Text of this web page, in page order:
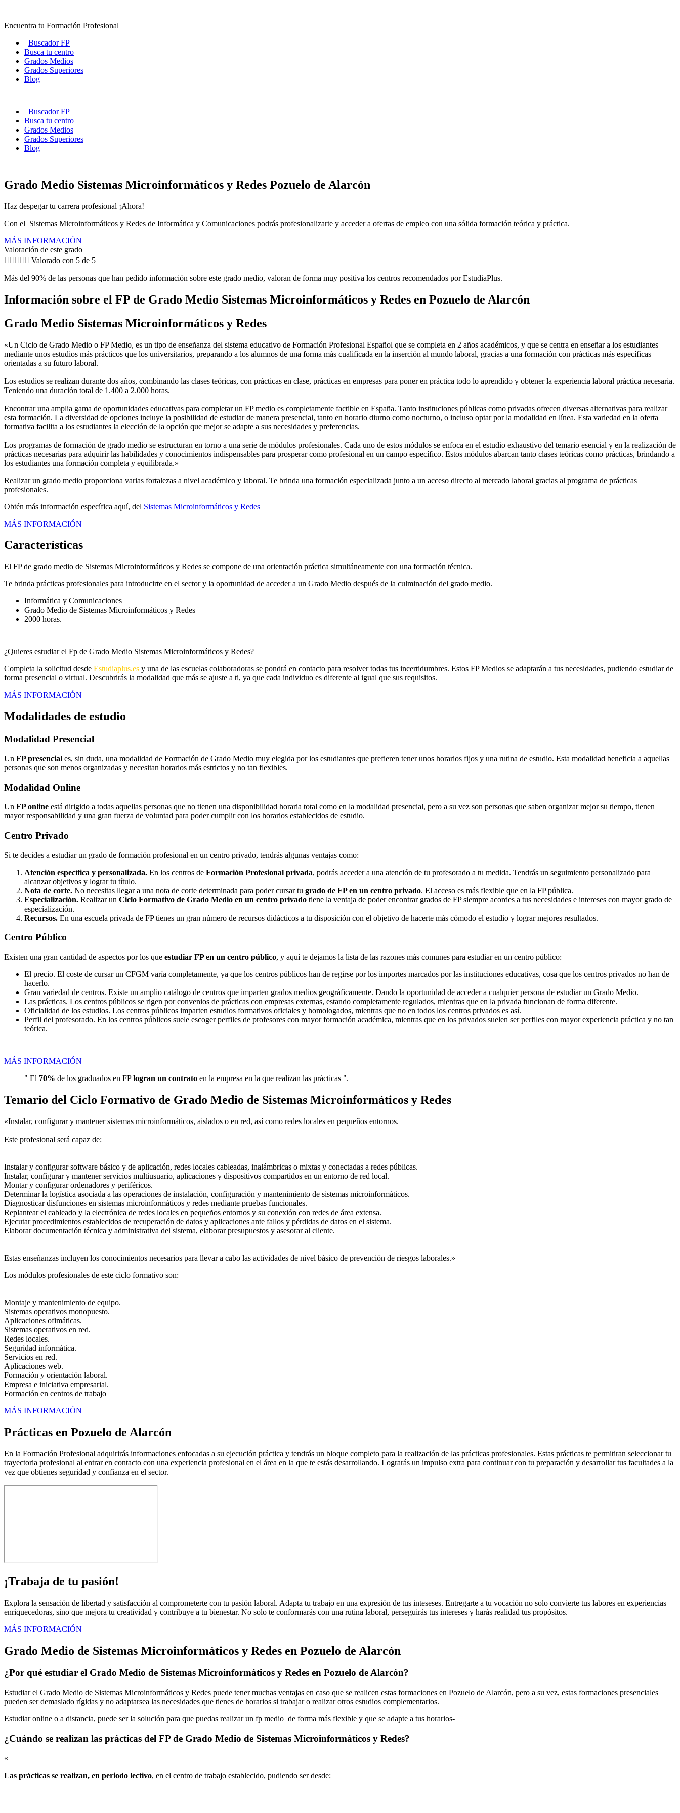
contenido
Encuentra tu Formación Profesional
Buscador FP
Busca tu centro
Grados Medios
Grados Superiores
Blog
Buscador FP
Busca tu centro
Grados Medios
Grados Superiores
Blog
Grado Medio Sistemas Microinformáticos y Redes Pozuelo de Alarcón
Haz despegar tu carrera profesional ¡Ahora!
Con el Sistemas Microinformáticos y Redes de Informática y Comunicaciones podrás profesionalizarte y acceder a ofertas de empleo con una sólida formación teórica y práctica.
MÁS INFORMACIÓN
Valoración de este grado
     Valorado con 5 de 5
Más del 90% de las personas que han pedido información sobre este grado medio, valoran de forma muy positiva los centros recomendados por EstudiaPlus.
Información sobre el FP de Grado Medio Sistemas Microinformáticos y Redes en Pozuelo de Alarcón
Grado Medio Sistemas Microinformáticos y Redes
«Un Ciclo de Grado Medio o FP Medio, es un tipo de enseñanza del sistema educativo de Formación Profesional Español que se completa en 2 años académicos, y que se centra en enseñar a los estudiantes
mediante unos estudios más prácticos que los universitarios, preparando a los alumnos de una forma más cualificada en la inserción al mundo laboral, gracias a una formación con prácticas más específicas
orientadas a su futuro laboral.
Los estudios se realizan durante dos años, combinando las clases teóricas, con prácticas en clase, prácticas en empresas para poner en práctica todo lo aprendido y obtener la experiencia laboral práctica necesaria.
Teniendo una duración total de 1.400 a 2.000 horas.
Encontrar una amplia gama de oportunidades educativas para completar un FP medio es completamente factible en España. Tanto instituciones públicas como privadas ofrecen diversas alternativas para realizar
esta formación. La diversidad de opciones incluye la posibilidad de estudiar de manera presencial, tanto en horario diurno como nocturno, o incluso optar por la modalidad en línea. Esta variedad en la oferta
formativa facilita a los estudiantes la elección de la opción que mejor se adapte a sus necesidades y preferencias.
Los programas de formación de grado medio se estructuran en torno a una serie de módulos profesionales. Cada uno de estos módulos se enfoca en el estudio exhaustivo del temario esencial y en la realización de
prácticas necesarias para adquirir las habilidades y conocimientos indispensables para prosperar como profesional en un campo específico. Estos módulos abarcan tanto clases teóricas como prácticas, brindando a
los estudiantes una formación completa y equilibrada.»
Realizar un grado medio proporciona varias fortalezas a nivel académico y laboral. Te brinda una formación especializada junto a un acceso directo al mercado laboral gracias al programa de prácticas
profesionales.
Obtén más información específica aquí, del Sistemas Microinformáticos y Redes
MÁS INFORMACIÓN
Características
El FP de grado medio de Sistemas Microinformáticos y Redes se compone de una orientación práctica simultáneamente con una formación técnica.
Te brinda prácticas profesionales para introducirte en el sector y la oportunidad de acceder a un Grado Medio después de la culminación del grado medio.
Informática y Comunicaciones
Grado Medio de Sistemas Microinformáticos y Redes
2000 horas.
¿Quieres estudiar el Fp de Grado Medio Sistemas Microinformáticos y Redes?
Completa la solicitud desde Estudiaplus.es y una de las escuelas colaboradoras se pondrá en contacto para resolver todas tus incertidumbres. Estos FP Medios se adaptarán a tus necesidades, pudiendo estudiar de
forma presencial o virtual. Descubrirás la modalidad que más se ajuste a ti, ya que cada individuo es diferente al igual que sus requisitos.
MÁS INFORMACIÓN
Modalidades de estudio
Modalidad Presencial
Un FP presencial es, sin duda, una modalidad de Formación de Grado Medio muy elegida por los estudiantes que prefieren tener unos horarios fijos y una rutina de estudio. Esta modalidad beneficia a aquellas
personas que son menos organizadas y necesitan horarios más estrictos y no tan flexibles.
Modalidad Online
Un FP online está dirigido a todas aquellas personas que no tienen una disponibilidad horaria total como en la modalidad presencial, pero a su vez son personas que saben organizar mejor su tiempo, tienen
mayor responsabilidad y una gran fuerza de voluntad para poder cumplir con los horarios establecidos de estudio.
Centro Privado
Si te decides a estudiar un grado de formación profesional en un centro privado, tendrás algunas ventajas como:
Atención específica y personalizada. En los centros de Formación Profesional privada, podrás acceder a una atención de tu profesorado a tu medida. Tendrás un seguimiento personalizado para
alcanzar objetivos y lograr tu título.
Nota de corte. No necesitas llegar a una nota de corte determinada para poder cursar tu grado de FP en un centro privado. El acceso es más flexible que en la FP pública.
Especialización. Realizar un Ciclo Formativo de Grado Medio en un centro privado tiene la ventaja de poder encontrar grados de FP siempre acordes a tus necesidades e intereses con mayor grado de
especialización.
Recursos. En una escuela privada de FP tienes un gran número de recursos didácticos a tu disposición con el objetivo de hacerte más cómodo el estudio y lograr mejores resultados.
Centro Público
Existen una gran cantidad de aspectos por los que estudiar FP en un centro público, y aquí te dejamos la lista de las razones más comunes para estudiar en un centro público:
El precio. El coste de cursar un CFGM varía completamente, ya que los centros públicos han de regirse por los importes marcados por las instituciones educativas, cosa que los centros privados no han de
hacerlo.
Gran variedad de centros. Existe un amplio catálogo de centros que imparten grados medios geográficamente. Dando la oportunidad de acceder a cualquier persona de estudiar un Grado Medio.
Las prácticas. Los centros públicos se rigen por convenios de prácticas con empresas externas, estando completamente regulados, mientras que en la privada funcionan de forma diferente.
Oficialidad de los estudios. Los centros públicos imparten estudios formativos oficiales y homologados, mientras que no en todos los centros privados es así.
Perfil del profesorado. En los centros públicos suele escoger perfiles de profesores con mayor formación académica, mientras que en los privados suelen ser perfiles con mayor experiencia práctica y no tan
teórica.
MÁS INFORMACIÓN
" El 70% de los graduados en FPlogran un contrato en la empresa en la que realizan las prácticas ".
Temario del Ciclo Formativo de Grado Medio de Sistemas Microinformáticos y Redes
«Instalar, configurar y mantener sistemas microinformáticos, aislados o en red, así como redes locales en pequeños entornos.
Este profesional será capaz de:
Instalar y configurar software básico y de aplicación, redes locales cableadas, inalámbricas o mixtas y conectadas a redes públicas.
Instalar, configurar y mantener servicios multiusuario, aplicaciones y dispositivos compartidos en un entorno de red local.
Montar y configurar ordenadores y periféricos.
Determinar la logística asociada a las operaciones de instalación, configuración y mantenimiento de sistemas microinformáticos.
Diagnosticar disfunciones en sistemas microinformáticos y redes mediante pruebas funcionales.
Replantear el cableado y la electrónica de redes locales en pequeños entornos y su conexión con redes de área extensa.
Ejecutar procedimientos establecidos de recuperación de datos y aplicaciones ante fallos y pérdidas de datos en el sistema.
Elaborar documentación técnica y administrativa del sistema, elaborar presupuestos y asesorar al cliente.
Estas enseñanzas incluyen los conocimientos necesarios para llevar a cabo las actividades de nivel básico de prevención de riesgos laborales.»
Los módulos profesionales de este ciclo formativo son:
Montaje y mantenimiento de equipo.
Sistemas operativos monopuesto.
Aplicaciones ofimáticas.
Sistemas operativos en red.
Redes locales.
Seguridad informática.
Servicios en red.
Aplicaciones web.
Formación y orientación laboral.
Empresa e iniciativa empresarial.
Formación en centros de trabajo
MÁS INFORMACIÓN
Prácticas en Pozuelo de Alarcón
En la Formación Profesional adquirirás informaciones enfocadas a su ejecución práctica y tendrás un bloque completo para la realización de las prácticas profesionales. Estas prácticas te permitiran seleccionar tu
trayectoria profesional al entrar en contacto con una experiencia profesional en el área en la que te estás desarrollando. Lograrás un impulso extra para continuar con tu preparación y desarrollar tus facultades a la
vez que obtienes seguridad y confianza en el sector.
¡Trabaja de tu pasión!
Explora la sensación de libertad y satisfacción al comprometerte con tu pasión laboral. Adapta tu trabajo en una expresión de tus inteseses. Entregarte a tu vocación no solo convierte tus labores en experiencias
enriquecedoras, sino que mejora tu creatividad y contribuye a tu bienestar. No solo te conformarás con una rutina laboral, perseguirás tus intereses y harás realidad tus propósitos.
MÁS INFORMACIÓN
Grado Medio de Sistemas Microinformáticos y Redes en Pozuelo de Alarcón
¿Por qué estudiar el Grado Medio de Sistemas Microinformáticos y Redes en Pozuelo de Alarcón?
Estudiar el Grado Medio de Sistemas Microinformáticos y Redes puede tener muchas ventajas en caso que se realicen estas formaciones en Pozuelo de Alarcón, pero a su vez, estas formaciones presenciales
pueden ser demasiado rígidas y no adaptarsea las necesidades que tienes de horarios si trabajar o realizar otros estudios complementarios.
Estudiar online o a distancia, puede ser la solución para que puedas realizar un fp medio de forma más flexible y que se adapte a tus horarios-
¿Cuándo se realizan las prácticas del FP de Grado Medio de Sistemas Microinformáticos y Redes?
«
Las prácticas se realizan, en periodo lectivo, en el centro de trabajo establecido, pudiendo ser desde: